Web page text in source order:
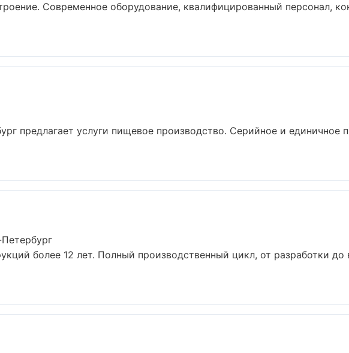
Современное оборудование, квалифицированный персонал,
предлагает услуги пищевое производство. Серийное и единичное
более 12 лет. Полный производственный цикл, от разработки до